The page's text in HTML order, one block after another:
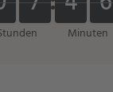
Minuten